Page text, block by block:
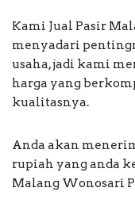
Kami Jual Pasir
menyadari
usaha, jadi kami
harga yang
kualitasnya.
Anda akan
rupiah yang anda
Malang Wonosari